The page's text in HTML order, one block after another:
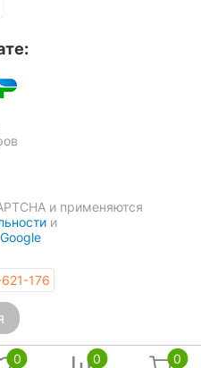
и применяются
и
176
0 0 0